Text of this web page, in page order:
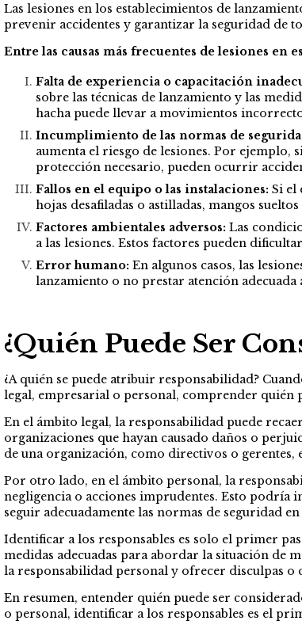
Las lesiones en los establecimientos de
prevenir accidentes y garantizar la seguridad de
Entre las causas más frecuentes de lesiones en
Falta de experiencia o capacitación
sobre las técnicas de lanzamiento y las
hacha puede llevar a movimientos
Incumplimiento de las normas de
aumenta el riesgo de lesiones. Por ejemplo,
protección necesario, pueden ocurrir
Fallos en el equipo o las instalaciones: Si el
hojas desafiladas o astilladas, mangos
Factores ambientales adversos: Las
a las lesiones. Estos factores pueden
Error humano: En algunos casos, las
lanzamiento o no prestar atención adecuada
¿Quién Puede Ser
¿A quién se puede atribuir responsabilidad?
legal, empresarial o personal, comprender quién
En el ámbito legal, la responsabilidad puede
organizaciones que hayan causado daños o
de una organización, como directivos o gerentes,
Por otro lado, en el ámbito personal, la
negligencia o acciones imprudentes. Esto podría
seguir adecuadamente las normas de seguridad
Identificar a los responsables es solo el primer
medidas adecuadas para abordar la situación de
la responsabilidad personal y ofrecer disculpas o
En resumen, entender quién puede ser
o personal, identificar a los responsables es el